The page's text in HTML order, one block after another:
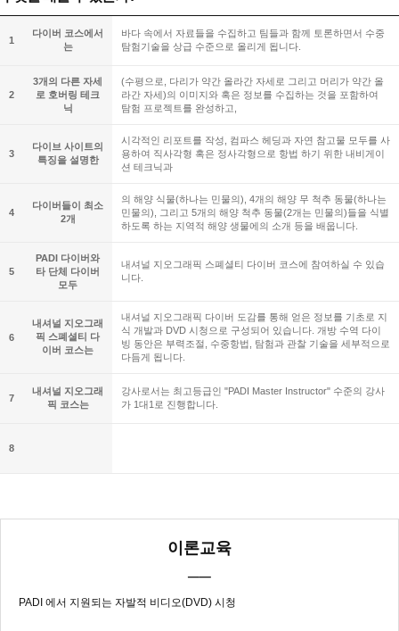
1
다이버 코스에서
는
바다 속에서 자료들을 수집하고 팀들과 함께 토론하면서 수중
탐험기술을 상급 수준으로 올리게 됩니다.
2
3개의 다른 자세
로 호버링 테크
닉
(수평으로, 다리가 약간 올라간 자세로 그리고 머리가 약간 올
라간 자세)의 이미지와 혹은 정보를 수집하는 것을 포함하여
탐험 프로젝트를 완성하고,
3
다이브 사이트의
특징을 설명한
시각적인 리포트를 작성, 컴파스 헤딩과 자연 참고물 모두를 사
용하여 직사각형 혹은 정사각형으로 항법 하기 위한 내비게이
션 테크닉과
4
다이버들이 최소
2개
의 해양 식물(하나는 민물의), 4개의 해양 무 척추 동물(하나는
민물의), 그리고 5개의 해양 척추 동물(2개는 민물의)들을 식별
하도록 하는 지역적 해양 생물에의 소개 등을 배웁니다.
5
PADI 다이버와
타 단체 다이버
모두
내셔널 지오그래픽 스폐셜티 다이버 코스에 참여하실 수 있습
니다.
6
내셔널 지오그래
픽 스폐셜티 다
이버 코스는
내셔널 지오그래픽 다이버 도감를 통해 얻은 정보를 기초로 지
식 개발과 DVD 시청으로 구성되어 있습니다. 개방 수역 다이
빙 동안은 부력조절, 수중항법, 탐험과 관찰 기술을 세부적으로
다듬게 됩니다.
7
내셔널 지오그래
픽 코스는
강사로서는 최고등급인 "PADI Master Instructor" 수준의 강사
가 1대1로 진행합니다.
8
이론교육
──
PADI 에서 지원되는 자발적 비디오(DVD) 시청